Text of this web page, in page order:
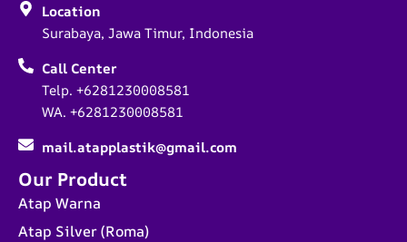
Our Product
Atap Warna
Atap Silver (Roma)
Location
Surabaya, Jawa Timur, Indonesia
Call Center
Telp. +6281230008581
WA. +6281230008581
mail.atapplastik@gmail.com